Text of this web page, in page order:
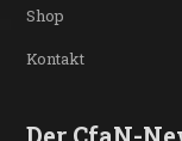
Shop
Kontakt